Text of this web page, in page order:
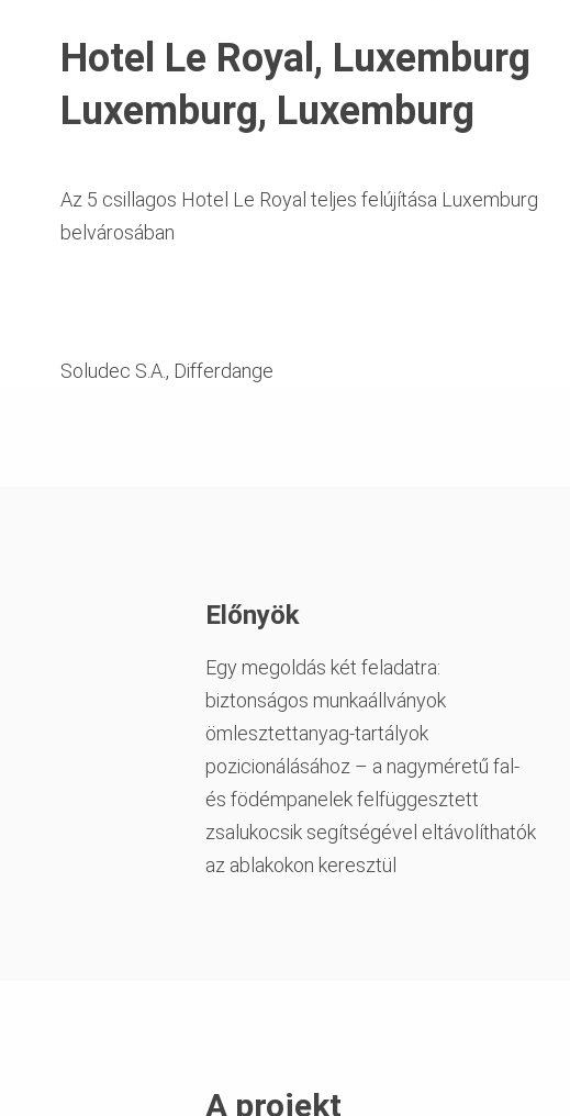
Hotel Le Royal, Luxemburg
Luxemburg, Luxemburg
Az 5 csillagos Hotel Le Royal teljes felújítása Luxemburg
belvárosában
Soludec S.A., Differdange
Előnyök
Egy megoldás két feladatra:
biztonságos munkaállványok
ömlesztettanyag-tartályok
pozicionálásához – a nagyméretű fal-
és födémpanelek felfüggesztett
zsalukocsik segítségével eltávolíthatók
az ablakokon keresztül
A projekt